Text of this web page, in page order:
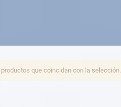
que coincidan con la selección.